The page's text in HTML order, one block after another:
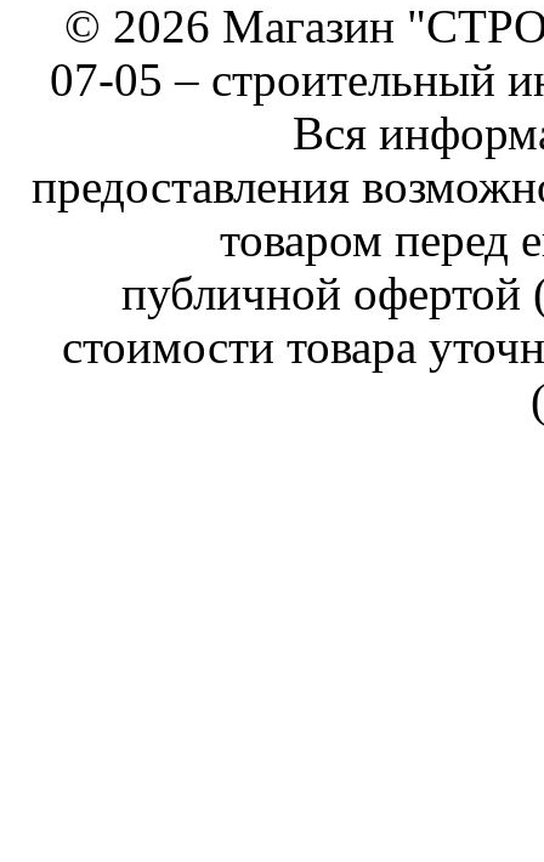
© 2026 Магазин
07-05 – строительный
Вся
предоставления
товаром перед
публичной
стоимости товара